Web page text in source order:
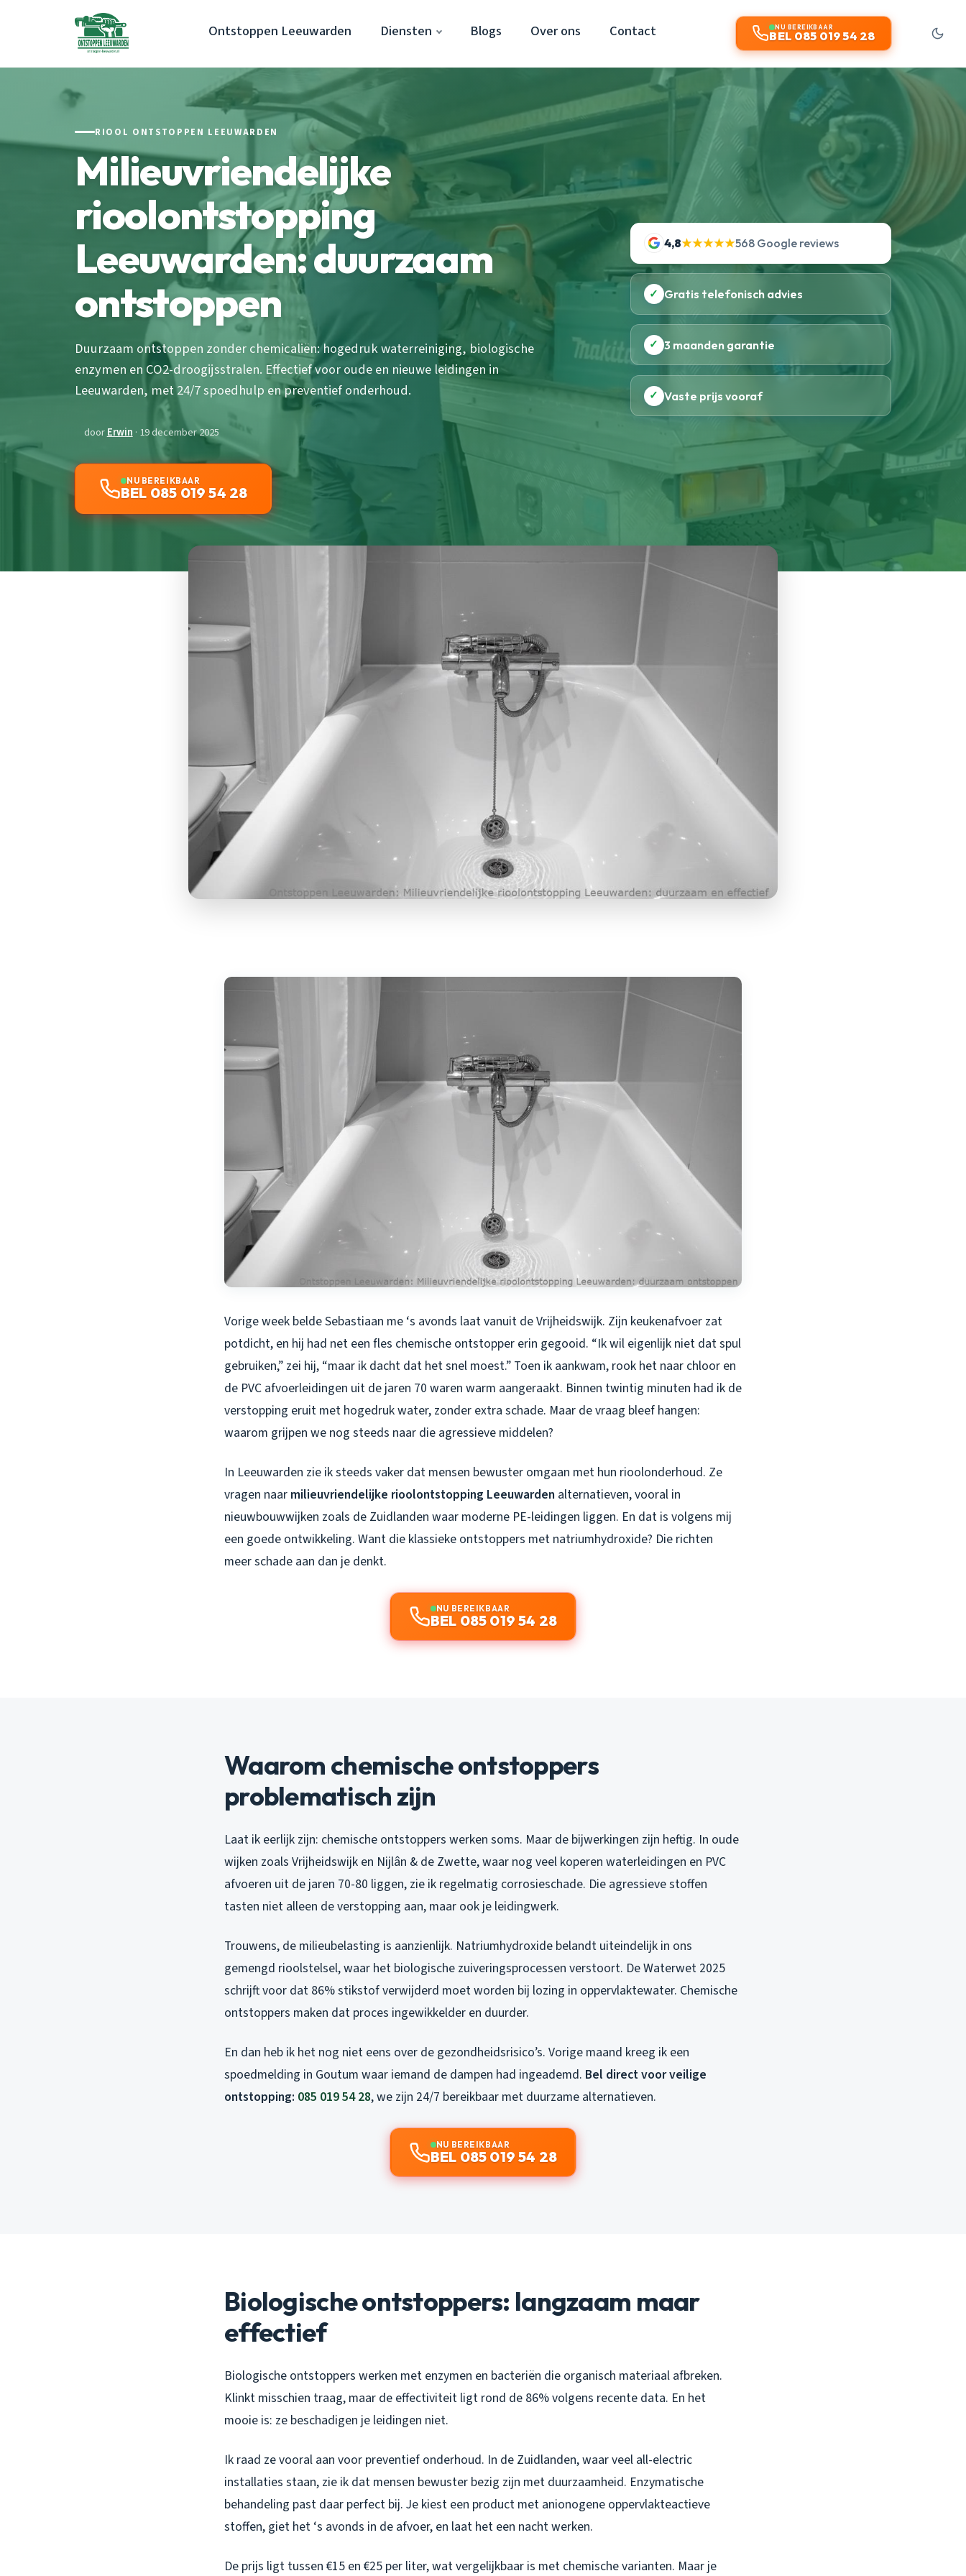
Ontstoppen Leeuwarden Diensten Blogs Over ons Contact NU BEREIKBAAR
BEL 085 019 54 28
RIOOL ONTSTOPPEN LEEUWARDEN
Milieuvriendelijke
rioolontstopping
Leeuwarden: duurzaam
ontstoppen
Duurzaam ontstoppen zonder chemicaliën: hogedruk waterreiniging, biologische
enzymen en CO2-droogijsstralen. Effectief voor oude en nieuwe leidingen in
Leeuwarden, met 24/7 spoedhulp en preventief onderhoud.
doorErwin · 19 december 2025
NU BEREIKBAAR
BEL 085 019 54 28
4,8★★★★★568 Google reviews
✓ Gratis telefonisch advies
✓ 3 maanden garantie
✓ Vaste prijs vooraf
Vorige week belde Sebastiaan me ‘s avonds laat vanuit de Vrijheidswijk. Zijn keukenafvoer zat
potdicht, en hij had net een fles chemische ontstopper erin gegooid. “Ik wil eigenlijk niet dat spul
gebruiken,” zei hij, “maar ik dacht dat het snel moest.” Toen ik aankwam, rook het naar chloor en
de PVC afvoerleidingen uit de jaren 70 waren warm aangeraakt. Binnen twintig minuten had ik de
verstopping eruit met hogedruk water, zonder extra schade. Maar de vraag bleef hangen:
waarom grijpen we nog steeds naar die agressieve middelen?
In Leeuwarden zie ik steeds vaker dat mensen bewuster omgaan met hun rioolonderhoud. Ze
vragen naar milieuvriendelijke rioolontstopping Leeuwarden alternatieven, vooral in
nieuwbouwwijken zoals de Zuidlanden waar moderne PE-leidingen liggen. En dat is volgens mij
een goede ontwikkeling. Want die klassieke ontstoppers met natriumhydroxide? Die richten
meer schade aan dan je denkt.
NU BEREIKBAAR
BEL 085 019 54 28
Waarom chemische ontstoppers
problematisch zijn
Laat ik eerlijk zijn: chemische ontstoppers werken soms. Maar de bijwerkingen zijn heftig. In oude
wijken zoals Vrijheidswijk en Nijlân & de Zwette, waar nog veel koperen waterleidingen en PVC
afvoeren uit de jaren 70-80 liggen, zie ik regelmatig corrosieschade. Die agressieve stoffen
tasten niet alleen de verstopping aan, maar ook je leidingwerk.
Trouwens, de milieubelasting is aanzienlijk. Natriumhydroxide belandt uiteindelijk in ons
gemengd rioolstelsel, waar het biologische zuiveringsprocessen verstoort. De Waterwet 2025
schrijft voor dat 86% stikstof verwijderd moet worden bij lozing in oppervlaktewater. Chemische
ontstoppers maken dat proces ingewikkelder en duurder.
En dan heb ik het nog niet eens over de gezondheidsrisico’s. Vorige maand kreeg ik een
spoedmelding in Goutum waar iemand de dampen had ingeademd. Bel direct voor veilige
ontstopping: 085 019 54 28, we zijn 24/7 bereikbaar met duurzame alternatieven.
NU BEREIKBAAR
BEL 085 019 54 28
Biologische ontstoppers: langzaam maar
effectief
Biologische ontstoppers werken met enzymen en bacteriën die organisch materiaal afbreken.
Klinkt misschien traag, maar de effectiviteit ligt rond de 86% volgens recente data. En het
mooie is: ze beschadigen je leidingen niet.
Ik raad ze vooral aan voor preventief onderhoud. In de Zuidlanden, waar veel all-electric
installaties staan, zie ik dat mensen bewuster bezig zijn met duurzaamheid. Enzymatische
behandeling past daar perfect bij. Je kiest een product met anionogene oppervlakteactieve
stoffen, giet het ‘s avonds in de afvoer, en laat het een nacht werken.
De prijs ligt tussen €15 en €25 per liter, wat vergelijkbaar is met chemische varianten. Maar je